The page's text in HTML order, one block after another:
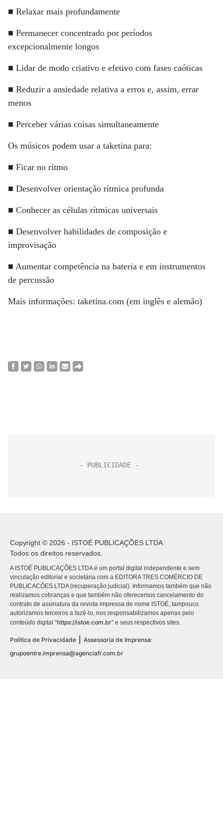
■ Relaxar mais profundamente
■ Permanecer concentrado por períodos
excepcionalmente longos
■ Lidar de modo criativo e efetivo com fases caóticas
■ Reduzir a ansiedade relativa a erros e, assim, errar
menos
■ Perceber várias coisas simultaneamente
Os músicos podem usar a taketina para:
■ Ficar no ritmo
■ Desenvolver orientação rítmica profunda
■ Conhecer as células rítmicas universais
■ Desenvolver habilidades de composição e
improvisação
■ Aumentar competência na bateria e em instrumentos
de percussão
Mais informações: taketina.com (em inglês e alemão)
Copyright © 2026 - ISTOÉ PUBLICAÇÕES LTDA
Todos os direitos reservados.
A ISTOÉ PUBLICAÇÕES LTDA é um portal digital independente e sem
vinculação editorial e societária com a EDITORA TRES COMÉRCIO DE
PUBLICACÕES LTDA (recuperação judicial). Informamos também que não
realizamos cobranças e que também não oferecemos cancelamento do
contrato de assinatura da revista impressa de nome ISTOÉ, tampouco
autorizamos terceiros a fazê-lo, nos responsabilizamos apenas pelo
conteúdo digital “https://istoe.com.br” e seus respectivos sites.
Política de Privacidade
Assessoria de Imprensa:
grupoentre.imprensa@agenciafr.com.br